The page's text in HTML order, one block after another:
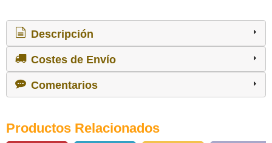
Descripción
Costes de Envío
Comentarios
Productos Relacionados